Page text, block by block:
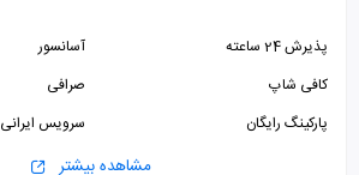
پذیرش 24 ساعته
آسانسور
کافی شاپ
صرافی
پارکینگ رایگان
سرویس ایرانی
مشاهده بیشتر